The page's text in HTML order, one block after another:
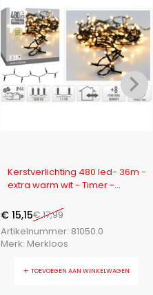
Kerstverlichting 480 led- 36m -
extra warm wit - Timer -
Buiten€17,99
€ 15,15
Artikelnummer: 81050.0
Merk: Merkloos
TOEVOEGEN AAN WINKELWAGEN